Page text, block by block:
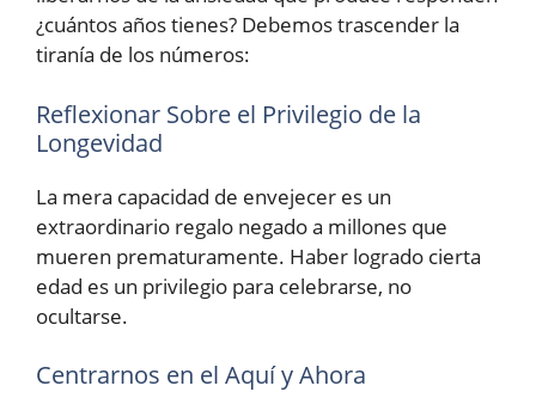
¿cuántos años tienes? Debemos trascender la
tiranía de los números:
Reflexionar Sobre el Privilegio de la
Longevidad
La mera capacidad de envejecer es un
extraordinario regalo negado a millones que
mueren prematuramente. Haber logrado cierta
edad es un privilegio para celebrarse, no
ocultarse.
Centrarnos en el Aquí y Ahora